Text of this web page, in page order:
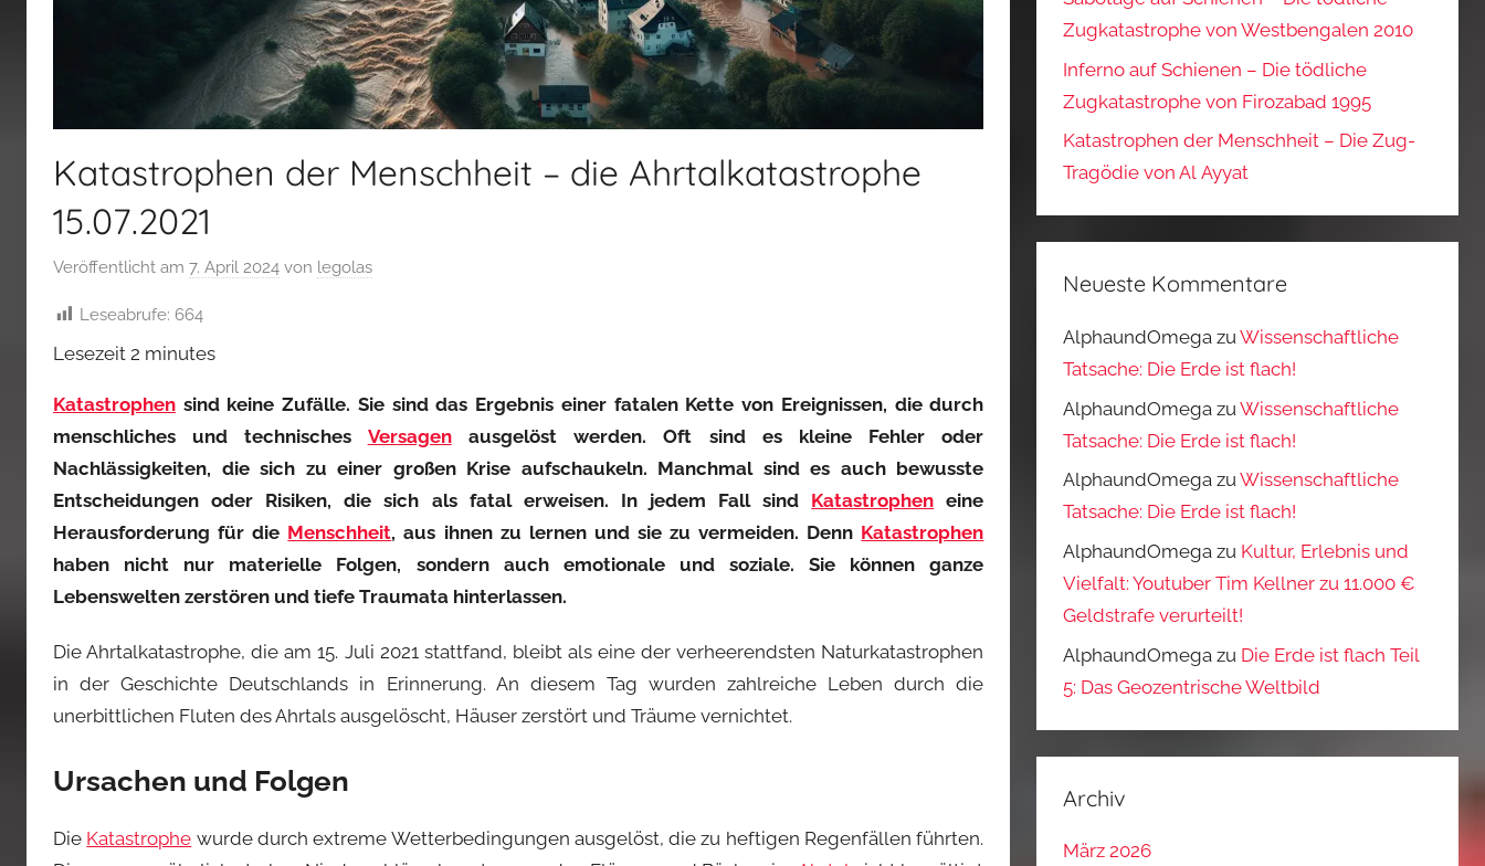
Katastrophen der Menschheit – die Ahrtalkatastrophe
15.07.2021
Veröffentlicht am 7. April 2024 von legolas
Leseabrufe: 664
Lesezeit 2 minutes
Katastrophen sind keine Zufälle. Sie sind das Ergebnis einer fatalen Kette von Ereignissen, die durch
menschliches und technisches Versagenausgelöst werden. Oft sind es kleine Fehler oder
Nachlässigkeiten, die sich zu einer großen Krise aufschaukeln. Manchmal sind es auch bewusste
Entscheidungen oder Risiken, die sich als fatal erweisen. In jedem Fall sind Katastrophen eine
Herausforderung für die Menschheit, aus ihnen zu lernen und sie zu vermeiden. Denn Katastrophen
haben nicht nur materielle Folgen, sondern auch emotionale und soziale. Sie können ganze
Lebenswelten zerstören und tiefe Traumata hinterlassen.
Die Ahrtalkatastrophe, die am 15. Juli 2021 stattfand, bleibt als eine der verheerendsten Naturkatastrophen
in der Geschichte Deutschlands in Erinnerung. An diesem Tag wurden zahlreiche Leben durch die
unerbittlichen Fluten des Ahrtals ausgelöscht, Häuser zerstört und Träume vernichtet.
Ursachen und Folgen
Die Katastrophe wurde durch extreme Wetterbedingungen ausgelöst, die zu heftigen Regenfällen führten.
Zugkatastrophe von Westbengalen 2010
Inferno auf Schienen – Die tödliche
Zugkatastrophe von Firozabad 1995
Katastrophen der Menschheit – Die Zug-
Tragödie von Al Ayyat
Neueste Kommentare
AlphaundOmega zuWissenschaftliche
Tatsache: Die Erde ist flach!
AlphaundOmega zuWissenschaftliche
Tatsache: Die Erde ist flach!
AlphaundOmega zuWissenschaftliche
Tatsache: Die Erde ist flach!
AlphaundOmega zu Kultur, Erlebnis und
Vielfalt: Youtuber Tim Kellner zu 11.000 €
Geldstrafe verurteilt!
AlphaundOmega zu Die Erde ist flach Teil
5: Das Geozentrische Weltbild
Archiv
März 2026